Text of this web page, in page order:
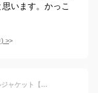
います。かっこ
) >
可愛い裏地で気分も上がるシンプルダブルジャケット【acolea アコリア】tocco closet(トッコクローゼット) ネイビー ベージュ